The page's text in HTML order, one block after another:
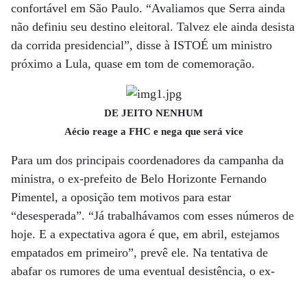
confortável em São Paulo. “Avaliamos que Serra ainda
não definiu seu destino eleitoral. Talvez ele ainda desista
da corrida presidencial”, disse à ISTOÉ um ministro
próximo a Lula, quase em tom de comemoração.
DE JEITO NENHUM
Aécio reage a FHC e nega que será vice
Para um dos principais coordenadores da campanha da
ministra, o ex-prefeito de Belo Horizonte Fernando
Pimentel, a oposição tem motivos para estar
“desesperada”. “Já trabalhávamos com esses números de
hoje. E a expectativa agora é que, em abril, estejamos
empatados em primeiro”, prevê ele. Na tentativa de
abafar os rumores de uma eventual desistência, o ex-